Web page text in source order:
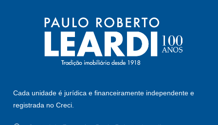
Cada unidade é jurídica e financeiramente independente e
registrada no Creci.